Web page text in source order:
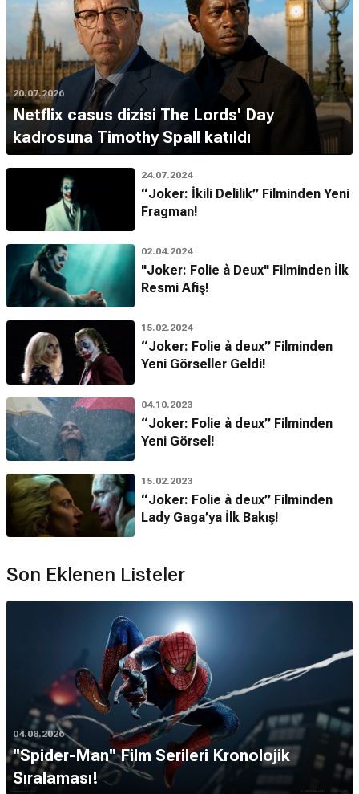
20.07.2026
Netflix casus dizisi The Lords' Day
kadrosuna Timothy Spall katıldı
24.07.2024
“Joker: İkili Delilik” Filminden Yeni
Fragman!
02.04.2024
"Joker: Folie à Deux" Filminden İlk
Resmi Afiş!
15.02.2024
“Joker: Folie à deux” Filminden
Yeni Görseller Geldi!
04.10.2023
“Joker: Folie à deux” Filminden
Yeni Görsel!
15.02.2023
“Joker: Folie à deux” Filminden
Lady Gaga’ya İlk Bakış!
Son Eklenen Listeler
04.08.2026
''Spider-Man'' Film Serileri Kronolojik
Sıralaması!